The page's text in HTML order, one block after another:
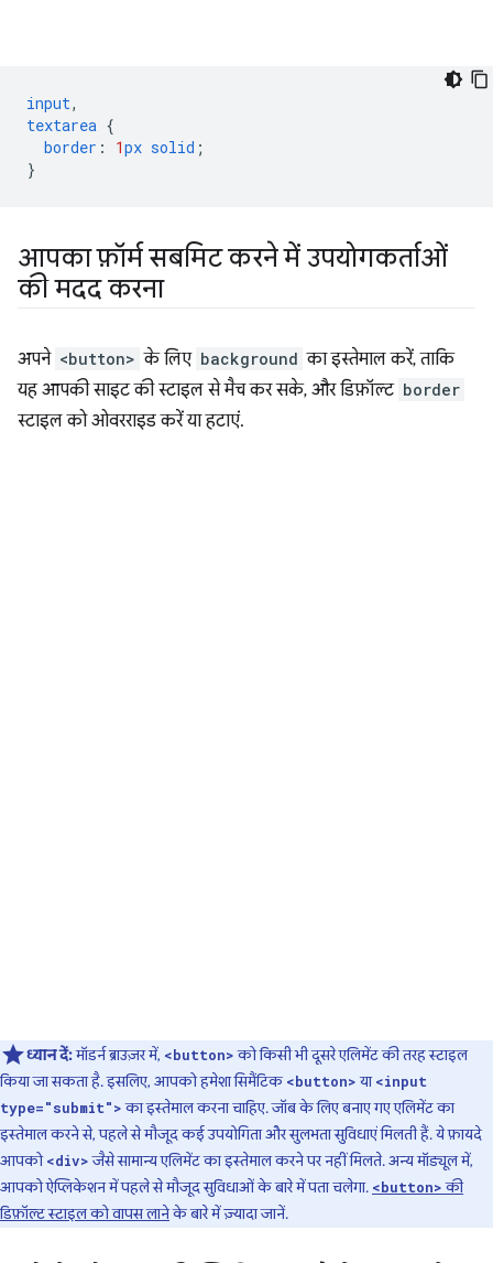
input,
textarea {
border : 1px solid ;
}
आपका फ़ॉर्म सबमिट करने में उपयोगकर्ताओं
की मदद करना
अपने <button> के लिए background का इस्तेमाल करें, ताकि
यह आपकी साइट की स्टाइल से मैच कर सके, और डिफ़ॉल्ट border
स्टाइल को ओवरराइड करें या हटाएं.
ध्यान दें:मॉडर्न ब्राउज़र में, <button>को किसी भी दूसरे एलिमेंट की तरह स्टाइल
किया जा सकता है. इसलिए, आपको हमेशा सिमैंटिक <button>या<input
type="submit">का इस्तेमाल करना चाहिए. जॉब के लिए बनाए गए एलिमेंट का
इस्तेमाल करने से, पहले से मौजूद कई उपयोगिता और सुलभता सुविधाएं मिलती हैं. ये फ़ायदे
आपको<div>जैसे सामान्य एलिमेंट का इस्तेमाल करने पर नहीं मिलते. अन्य मॉड्यूल में,
आपको ऐप्लिकेशन में पहले से मौजूद सुविधाओं के बारे में पता चलेगा. <button>की
डिफ़ॉल्ट स्टाइल को वापस लानेके बारे में ज़्यादा जानें.